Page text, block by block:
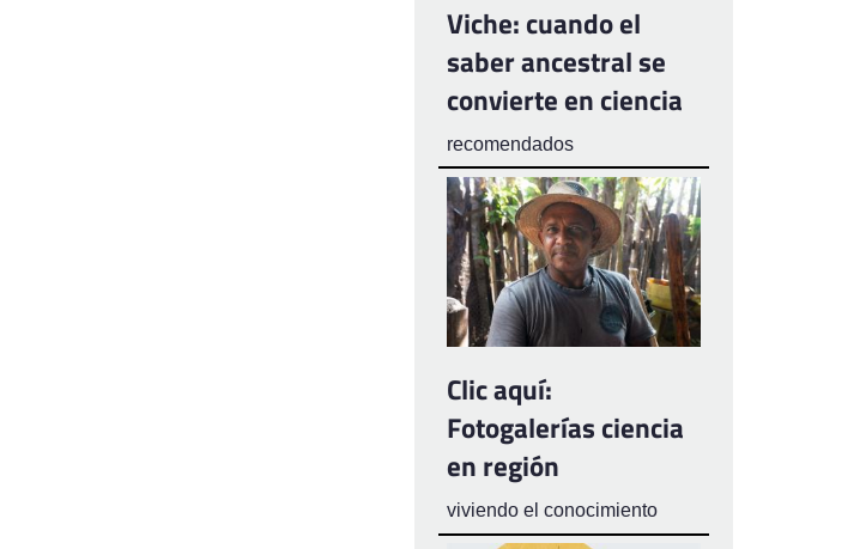
Viche: cuando el
saber ancestral se
convierte en ciencia
recomendados
Clic aquí:
Fotogalerías ciencia
en región
viviendo el conocimiento